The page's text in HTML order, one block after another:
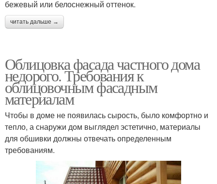
бежевый или белоснежный оттенок.
читать дальше →
Облицовка фасада частного дома
недорого. Требования к
облицовочным фасадным
материалам
Чтобы в доме не появилась сырость, было комфортно и
тепло, а снаружи дом выглядел эстетично, материалы
для обшивки должны отвечать определенным
требованиям.